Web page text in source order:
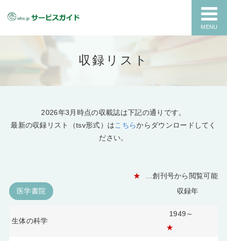
MENU
収録リスト
2026年3月時点の収載誌は下記の通りです。
最新の収録リスト（tsv形式）はこちらからダウンロードしてく
ださい。
★
…創刊号から閲覧可能
医学書院
収録年
生体の科学
1949～
★